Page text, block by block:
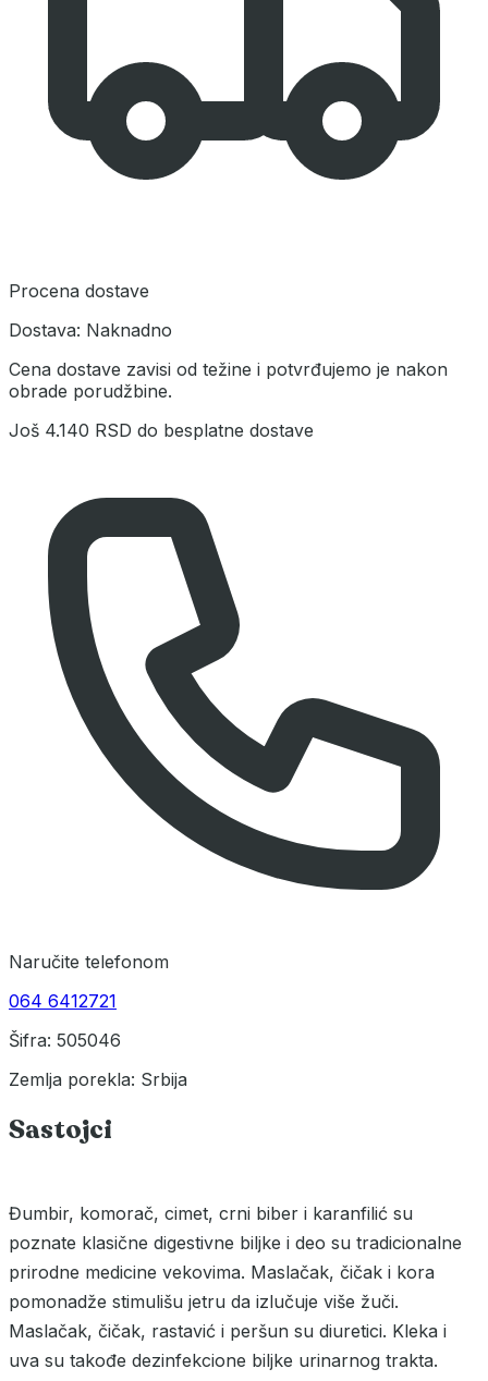
Procena dostave
Dostava: Naknadno
Cena dostave zavisi od težine i potvrđujemo je nakon
obrade porudžbine.
Još 4.140 RSD do besplatne dostave
Naručite telefonom
064 6412721
Šifra: 505046
Zemlja porekla: Srbija
Sastojci
Đumbir, komorač, cimet, crni biber i karanfilić su
poznate klasične digestivne biljke i deo su tradicionalne
prirodne medicine vekovima. Maslačak, čičak i kora
pomonadže stimulišu jetru da izlučuje više žuči.
Maslačak, čičak, rastavić i peršun su diuretici. Kleka i
uva su takođe dezinfekcione biljke urinarnog trakta.